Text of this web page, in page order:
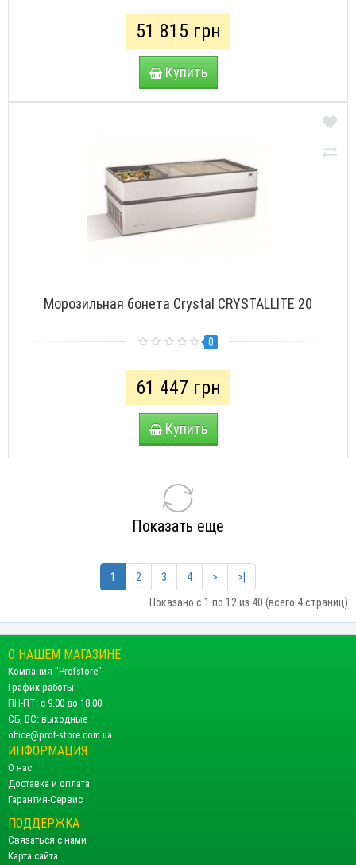
51 815 грн
Купить
Морозильная бонета Crystal CRYSTALLITE 20
0
61 447 грн
Купить
Показать еще
1 2 3 4 >
>|
Показано с 1 по 12 из 40 (всего 4 страниц)
О НАШЕМ МАГАЗИНЕ
Компания "Profstore"
График работы:
ПН-ПТ: с 9.00 до 18.00
СБ, ВС: выходные
office@prof-store.com.ua
ИНФОРМАЦИЯ
О нас
Доставка и оплата
Гарантия-Сервис
ПОДДЕРЖКА
Связаться с нами
Карта сайта